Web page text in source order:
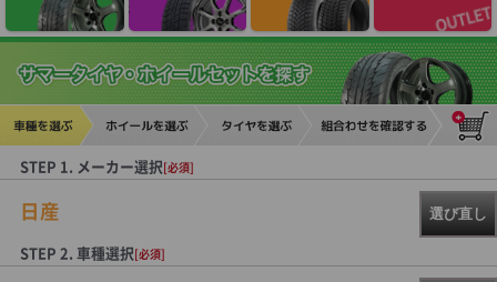
STEP 1. メーカー選択[必須]
日産 選び直し
STEP 2. 車種選択[必須]